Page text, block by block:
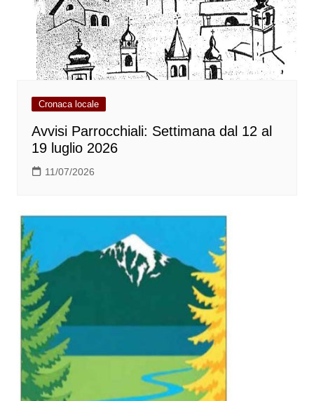
Cronaca locale
Avvisi Parrocchiali: Settimana dal 12 al
19 luglio 2026
11/07/2026